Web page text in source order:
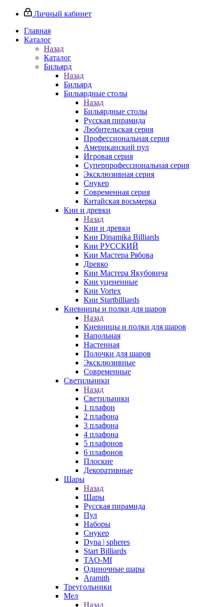
Личный кабинет
Главная
Каталог
Назад
Каталог
Бильярд
Назад
Бильярд
Бильярдные столы
Назад
Бильярдные столы
Русская пирамида
Любительская серия
Профессиональная серия
Американский пул
Игровая серия
Суперпрофессиональная серия
Эксклюзивная серия
Снукер
Современная серия
Китайская восьмерка
Кии и древки
Назад
Кии и древки
Кии Dinamika Billiards
Кии РУССКИЙ
Кии Мастера Рябова
Древко
Кии Мастера Якубовича
Кии уцененные
Кии Vortex
Кии Startbilliards
Киевницы и полки для шаров
Назад
Киевницы и полки для шаров
Напольная
Настенная
Полочки для шаров
Эксклюзивные
Современные
Светильники
Назад
Светильники
1 плафон
2 плафона
3 плафона
4 плафона
5 плафонов
6 плафонов
Плоские
Декоративные
Шары
Назад
Шары
Русская пирамида
Пул
Наборы
Снукер
Dyna | spheres
Start Billiards
TAO-MI
Одиночные шары
Aramith
Треугольники
Мел
Назад